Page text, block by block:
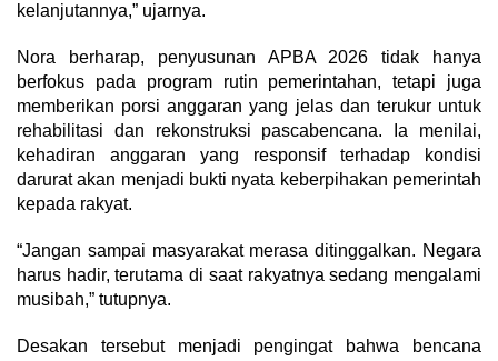
kelanjutannya,” ujarnya.
Nora berharap, penyusunan APBA 2026 tidak hanya
berfokus pada program rutin pemerintahan, tetapi juga
memberikan porsi anggaran yang jelas dan terukur untuk
rehabilitasi dan rekonstruksi pascabencana. Ia menilai,
kehadiran anggaran yang responsif terhadap kondisi
darurat akan menjadi bukti nyata keberpihakan pemerintah
kepada rakyat.
“Jangan sampai masyarakat merasa ditinggalkan. Negara
harus hadir, terutama di saat rakyatnya sedang mengalami
musibah,” tutupnya.
Desakan tersebut menjadi pengingat bahwa bencana